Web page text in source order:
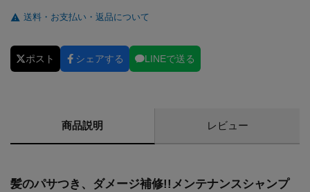
送料・お支払い・返品について
ポスト シェアする LINEで送る
商品説明 レビュー
髪のパサつき、ダメージ補修!!メンテナンスシャンプ